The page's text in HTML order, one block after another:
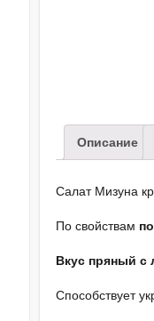
Описание
Салат Мизуна
По свойствам
Вкус пряный с
Способствует